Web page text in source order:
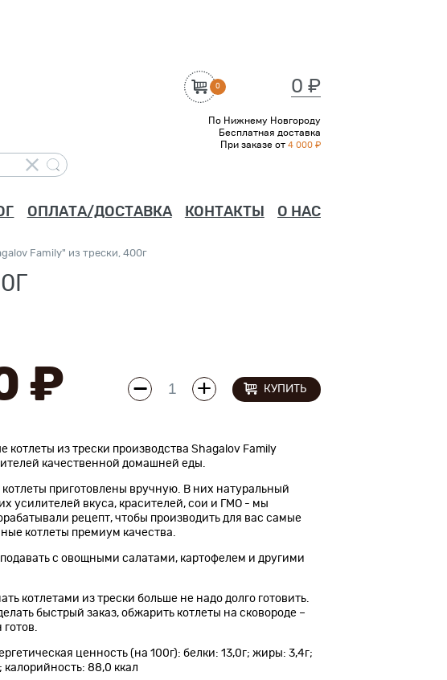
0 0 ₽
По Нижнему Новгороду
Бесплатная доставка
При заказе от 4 000 ₽
ОПЛАТА/ДОСТАВКА КОНТАКТЫ О НАС
Family" из трески, 400г
₽ КУПИТЬ
котлеты из трески производства Shagalov Family
качественной домашней еды.
приготовлены вручную. В них натуральный
усилителей вкуса, красителей, сои и ГМО - мы
рецепт, чтобы производить для вас самые
котлеты премиум качества.
с овощными салатами, картофелем и другими
котлетами из трески больше не надо долго готовить.
быстрый заказ, обжарить котлеты на сковороде –
ценность (на 100г): белки: 13,0г; жиры: 3,4г;
калорийность: 88,0 ккал